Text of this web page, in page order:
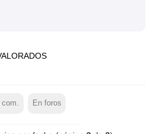
com. En foros